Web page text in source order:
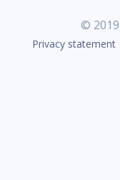
©
Privacy statement